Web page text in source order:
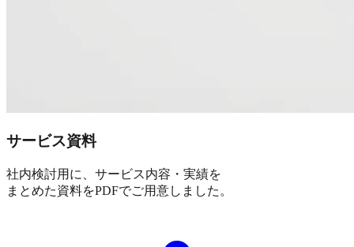
サービス資料
社内検討用に、サービス内容・実績を
まとめた資料をPDFでご用意しました。